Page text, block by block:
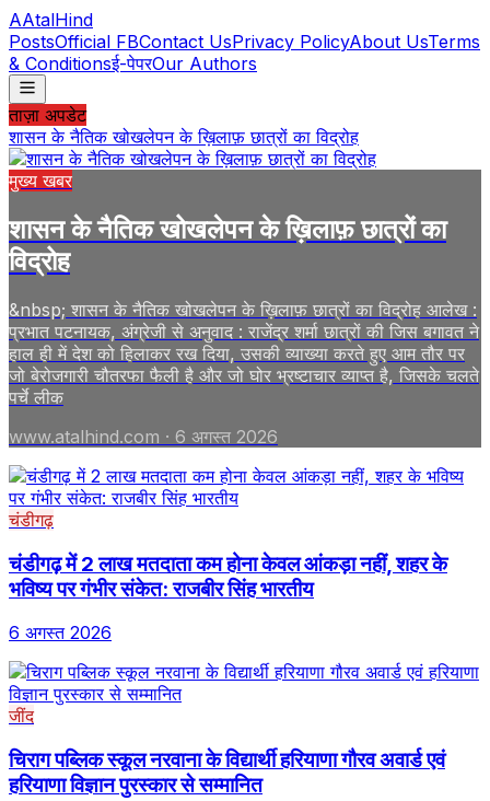
AAtalHind
PostsOfficial FBContact UsPrivacy PolicyAbout UsTerms
& Conditionsई-पेपरOur Authors
ताज़ा अपडेट
शासन के नैतिक खोखलेपन के ख़िलाफ़ छात्रों का विद्रोह
मुख्य खबर
शासन के नैतिक खोखलेपन के ख़िलाफ़ छात्रों का
विद्रोह
&nbsp; शासन के नैतिक खोखलेपन के ख़िलाफ़ छात्रों का विद्रोह आलेख :
प्रभात पटनायक, अंग्रेजी से अनुवाद : राजेंद्र शर्मा छात्रों की जिस बगावत ने
हाल ही में देश को हिलाकर रख दिया, उसकी व्याख्या करते हुए आम तौर पर
जो बेरोजगारी चौतरफा फैली है और जो घोर भ्रष्टाचार व्याप्त है, जिसके चलते
पर्चे लीक
www.atalhind.com · 6 अगस्त 2026
चंडीगढ़
चंडीगढ़ में 2 लाख मतदाता कम होना केवल आंकड़ा नहीं, शहर के
भविष्य पर गंभीर संकेत: राजबीर सिंह भारतीय
6 अगस्त 2026
जींद
चिराग पब्लिक स्कूल नरवाना के विद्यार्थी हरियाणा गौरव अवार्ड एवं
हरियाणा विज्ञान पुरस्कार से सम्मानित